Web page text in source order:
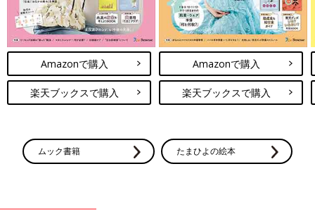
Amazonで購入
楽天ブックスで購入
Amazonで購入
楽天ブックスで購入
ムック書籍 たまひよの絵本